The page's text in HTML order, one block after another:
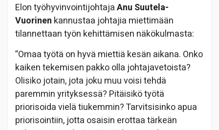
Elon työhyvinvointijohtajaAnu Suutela-
Vuorinen kannustaa johtajia miettimään
tilannettaan työn kehittämisen näkökulmasta:
”Omaa työtä on hyvä miettiä kesän aikana. Onko
kaiken tekemisen pakko olla johtajavetoista?
Olisiko jotain, jota joku muu voisi tehdä
paremmin yrityksessä? Pitäisikö työtä
priorisoida vielä tiukemmin? Tarvitsisinko apua
priorisointiin, jotta osaisin erottaa tärkeän